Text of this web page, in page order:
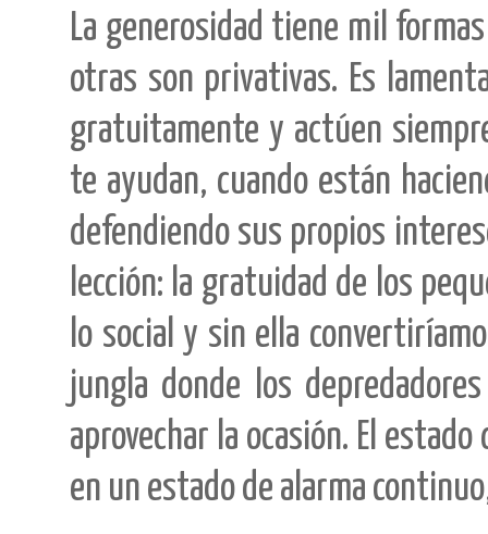
La generosidad tiene mil
otras son privativas. Es
gratuitamente y actúen
te ayudan, cuando están
defendiendo sus propios
lección: la gratuidad de los
lo social y sin ella
jungla donde los
aprovechar la ocasión. El
en un estado de alarma